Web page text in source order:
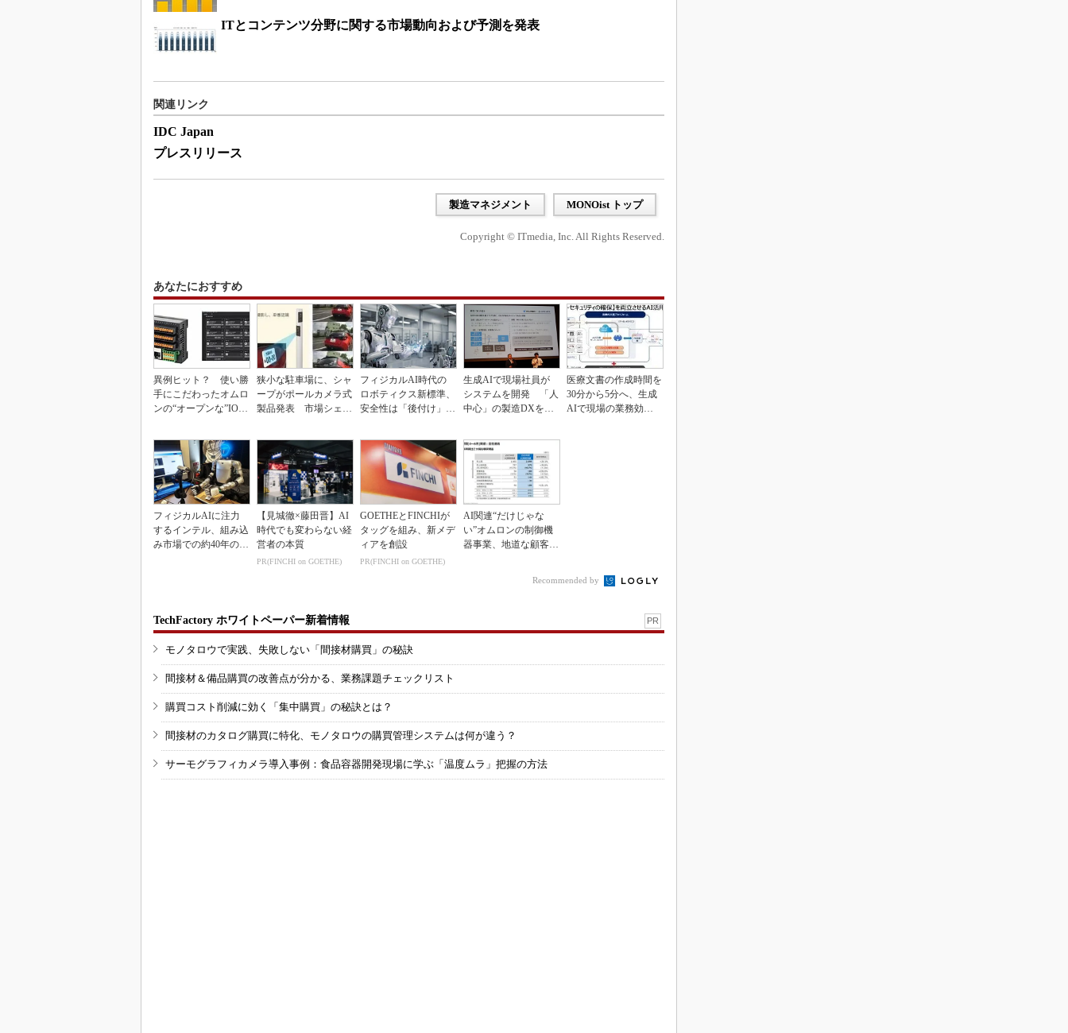
ITとコンテンツ分野に関する市場動向および予測を発表
関連リンク
IDC Japan
プレスリリース
製造マネジメント MONOist トップ
Copyright © ITmedia, Inc. All Rights Reserved.
あなたにおすすめ
異例ヒット？ 使い勝
手にこだわったオムロ
ンの“オープンな”IO-L
狭小な駐車場に、シャ
ープがポールカメラ式
製品発表 市場シェア
フィジカルAI時代の
ロボティクス新標準、
安全性は「後付け」で
生成AIで現場社員が
システムを開発 「人
中心」の製造DXを自
医療文書の作成時間を
30分から5分へ、生成
AIで現場の業務効率
フィジカルAIに注力
するインテル、組み込
み市場での約40年の実
【見城徹×藤田晋】AI
時代でも変わらない経
営者の本質
PR(FINCHI on GOETHE)
GOETHEとFINCHIが
タッグを組み、新メデ
ィアを創設
PR(FINCHI on GOETHE)
AI関連“だけじゃな
い”オムロンの制御機
器事業、地道な顧客基
Recommended by
TechFactory ホワイトペーパー新着情報 PR
モノタロウで実践、失敗しない「間接材購買」の秘訣
間接材＆備品購買の改善点が分かる、業務課題チェックリスト
購買コスト削減に効く「集中購買」の秘訣とは？
間接材のカタログ購買に特化、モノタロウの購買管理システムは何が違う？
サーモグラフィカメラ導入事例：食品容器開発現場に学ぶ「温度ムラ」把握の方法